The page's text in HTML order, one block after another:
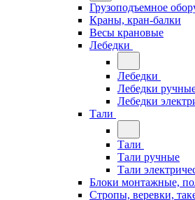
Грузоподъемное
Краны, кран-балки
Весы крановые
Лебедки
Лебедки
Лебедки
Лебедки
Тали
Тали
Тали ручные
Тали
Блоки монтажные,
Стропы, веревки,